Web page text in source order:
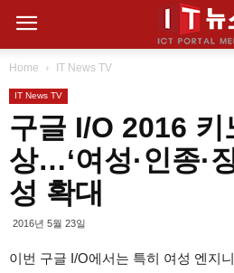
Home IT News TV
IT News TV
구글 I/O 2016 키
상…‘여성·인종·
성 확대
2016년 5월 23일
이번 구글 I/O에서는 특히 여성 엔지